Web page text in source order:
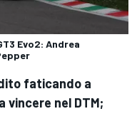
Evo2: Andrea
faticando a
vincere nel DTM;